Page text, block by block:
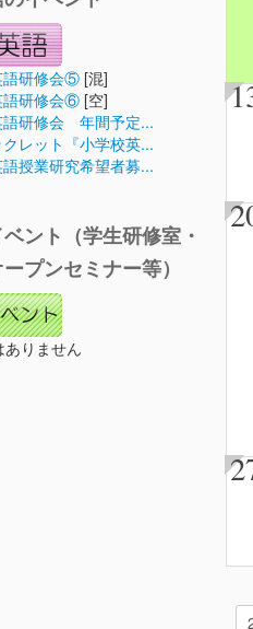
語研修会⑤ [混]
語研修会⑥ [空]
語研修会 年間予定...
レット『小学校英...
授業研究希望者募...
ント（学生研修室・
プンセミナー等）
りません